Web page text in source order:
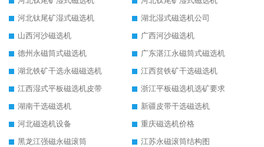
河北钛尾矿湿式磁选机
湖北湿式磁选机公司
山西河沙磁选机
广西河沙磁选机
德州永磁筒式磁选机
广东湛江永磁筒式磁选机
湖北铁矿干选永磁磁选机
江西贫铁矿干选磁选机
江西湿式平板磁选机皮带
浙江平板磁选机选矿要求
湖南干选磁选机
新疆皮带干选磁选机
河北磁选机设备
重庆磁选机价格
黑龙江强磁永磁滚筒
江苏永磁滚筒结构图